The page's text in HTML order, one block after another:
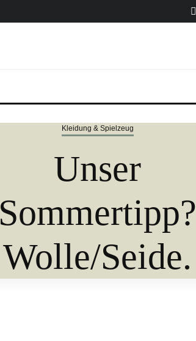
Kleidung & Spielzeug
Unser
Sommertipp?
Wolle/Seide.